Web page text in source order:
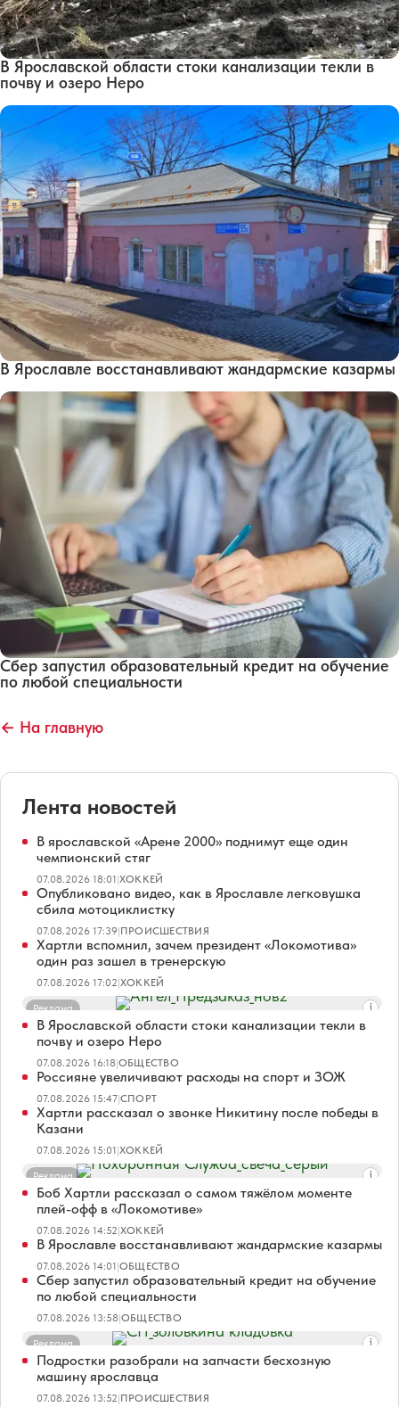
В Ярославской области стоки канализации текли в
почву и озеро Неро
В Ярославле восстанавливают жандармские казармы
Сбер запустил образовательный кредит на обучение
по любой специальности
← На главную
Лента новостей
В ярославской «Арене 2000» поднимут еще один
чемпионский стяг
07.08.2026 18:01|ХОККЕЙ
Опубликовано видео, как в Ярославле легковушка
сбила мотоциклистку
07.08.2026 17:39|ПРОИСШЕСТВИЯ
Хартли вспомнил, зачем президент «Локомотива»
один раз зашел в тренерскую
07.08.2026 17:02|ХОККЕЙ
Реклама
В Ярославской области стоки канализации текли в
почву и озеро Неро
07.08.2026 16:18|ОБЩЕСТВО
Россияне увеличивают расходы на спорт и ЗОЖ
07.08.2026 15:47|СПОРТ
Хартли рассказал о звонке Никитину после победы в
Казани
07.08.2026 15:01|ХОККЕЙ
Реклама
Боб Хартли рассказал о самом тяжёлом моменте
плей-офф в «Локомотиве»
07.08.2026 14:52|ХОККЕЙ
В Ярославле восстанавливают жандармские казармы
07.08.2026 14:01|ОБЩЕСТВО
Сбер запустил образовательный кредит на обучение
по любой специальности
07.08.2026 13:58|ОБЩЕСТВО
Реклама
Подростки разобрали на запчасти бесхозную
машину ярославца
07.08.2026 13:52|ПРОИСШЕСТВИЯ